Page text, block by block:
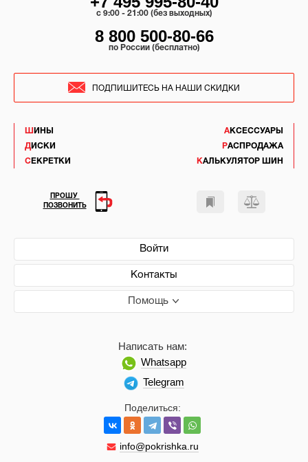
ШИНЫ
ДИСКИ
СЕКРЕТКИ
АКСЕССУАРЫ
РАСПРОДАЖА
КАЛЬКУЛЯТОР ШИН
Войти
Контакты
Помощь
Поделиться:
info@pokrishka.ru
Написать нам:
Whatsapp
Telegram
c 9:00 - 21:00 (без выходных)
8 800 500-80-66
по России (бесплатно)
ПОДПИШИТЕСЬ НА НАШИ СКИДКИ
ПРОШУ
ПОЗВОНИТЬ